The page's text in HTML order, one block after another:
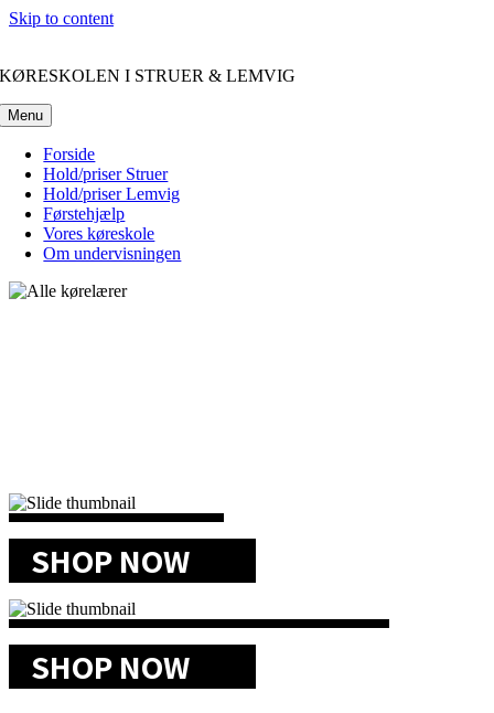
Skip to content
KØRESKOLEN I STRUER & LEMVIG
Menu
Forside
Hold/priser Struer
Hold/priser Lemvig
Førstehjælp
Vores køreskole
Om undervisningen
SHOP NOW
SHOP NOW